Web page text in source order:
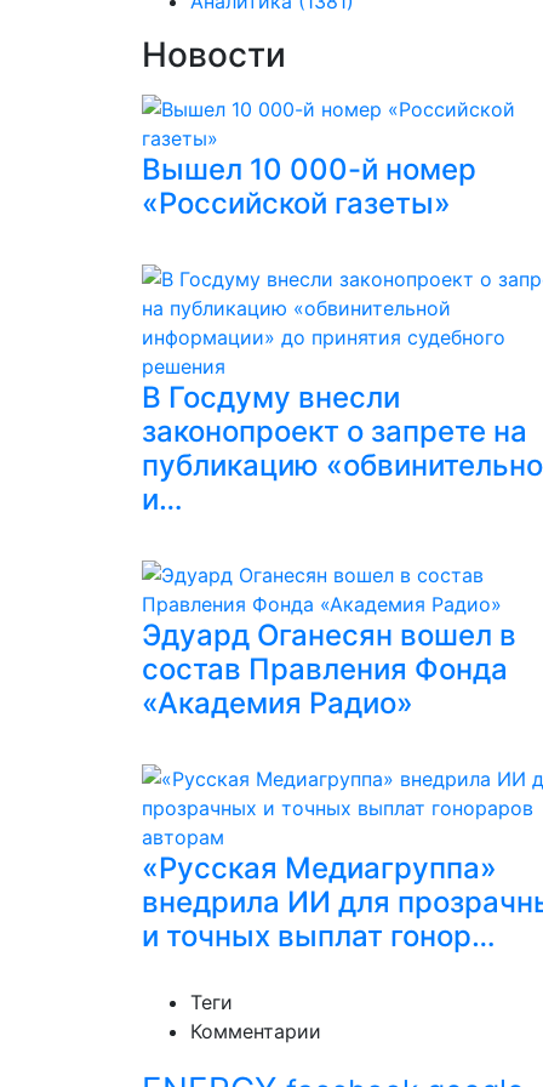
Новости
Вышел 10 000-й номер
«Российской газеты»
В Госдуму внесли
законопроект о запрете на
публикацию
и…
Эдуард Оганесян вошел в
состав Правления Фонда
«Академия Радио»
«Русская Медиагруппа»
внедрила ИИ для
и точных выплат гонор…
Теги
Комментарии